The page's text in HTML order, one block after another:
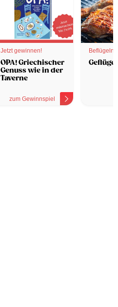
Jetzt gewinnen!
OPA! Griechischer
Genuss wie in der
Taverne
zum Gewinnspiel